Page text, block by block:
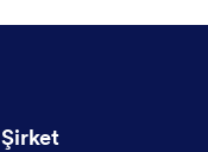
Şirket